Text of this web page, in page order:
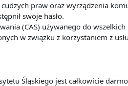
praw oraz wyrządzenia
swoje hasło.
(CAS) używanego do wszelkich
w związku z korzystaniem z
Śląskiego jest całkowicie